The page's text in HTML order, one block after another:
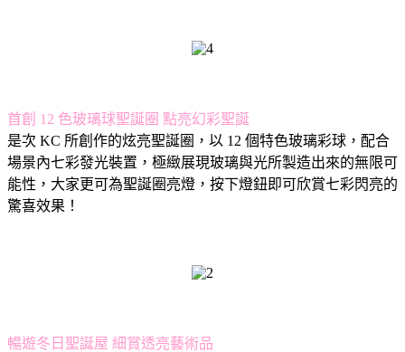
首創 12 色玻璃球聖誕圈 點亮幻彩聖誕
是次 KC 所創作的炫亮聖誕圈，以 12 個特色玻璃彩球，配合
場景內七彩發光裝置，極緻展現玻璃與光所製造出來的無限可
能性，大家更可為聖誕圈亮燈，按下燈鈕即可欣賞七彩閃亮的
驚喜效果！
暢遊冬日聖誕屋 細賞透亮藝術品